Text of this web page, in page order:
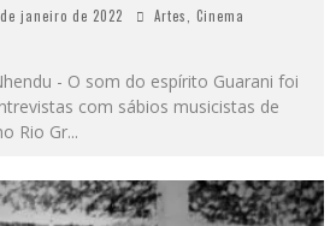
janeiro de 2022 Artes
Cinema
- O som do espírito Guarani foi
com sábios musicistas de
Rio Gr...